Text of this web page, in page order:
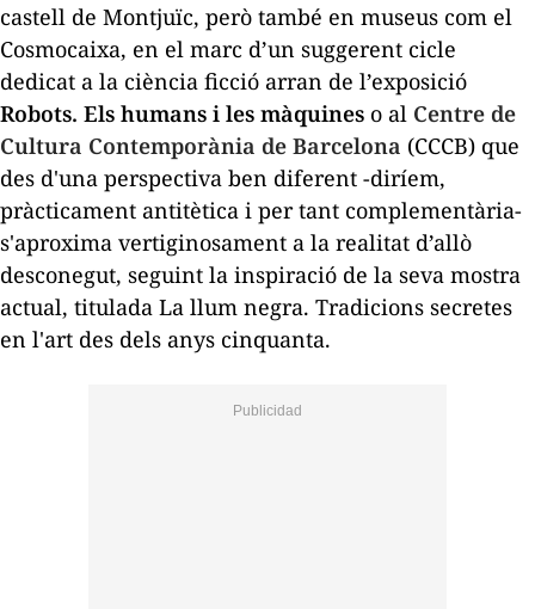
castell de Montjuïc, però també en museus com el
Cosmocaixa, en el marc d’un suggerent cicle
dedicat a la ciència ficció arran de l’exposició
Robots. Els humans i les màquines o al Centre de
Cultura Contemporània de Barcelona (CCCB) que
des d'una perspectiva ben diferent -diríem,
pràcticament antitètica i per tant complementària-
s'aproxima vertiginosament a la realitat d’allò
desconegut, seguint la inspiració de la seva mostra
actual, titulada La llum negra. Tradicions secretes
en l'art des dels anys cinquanta.